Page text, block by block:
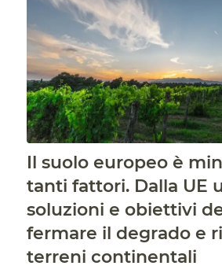
Il suolo europeo è
tanti fattori. Dalla UE
soluzioni e obiettivi
fermare il degrado e
terreni continentali